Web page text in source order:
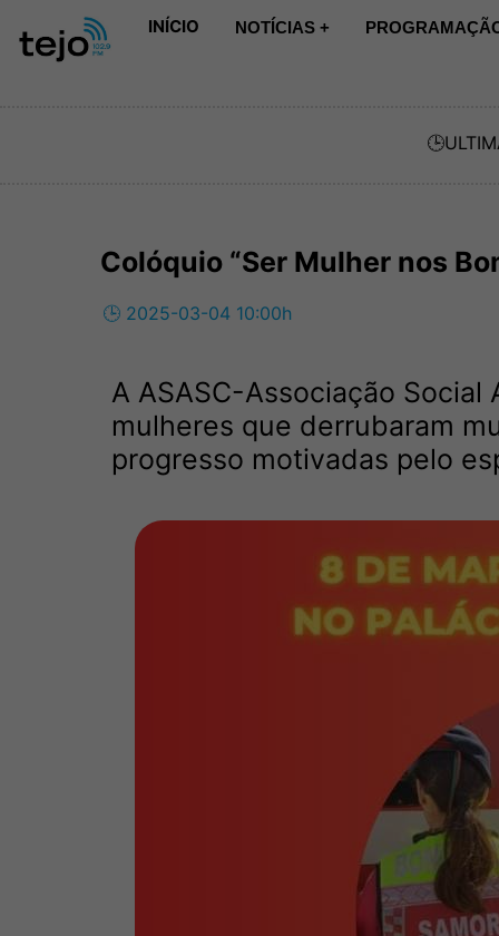
INÍCIO NOTÍCIAS +
🕒
Colóquio “Ser Mulher nos
🕒 2025-03-04 10:00h
A ASASC-Associação
mulheres que derrubaram
progresso motivadas pelo